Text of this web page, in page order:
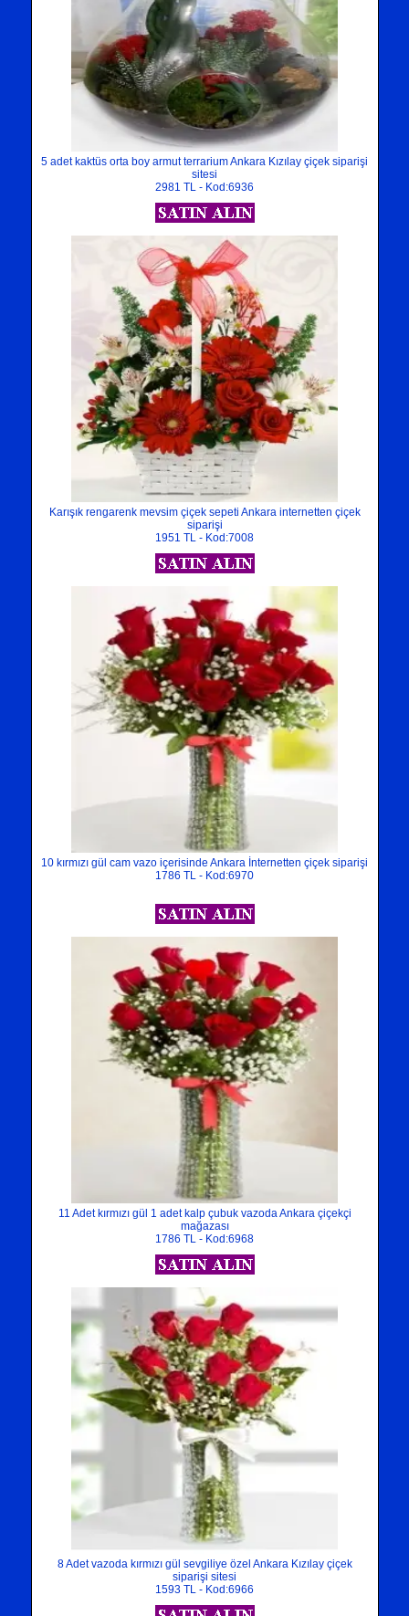
5 adet kaktüs orta boy armut terrarium Ankara Kızılay çiçek siparişi
sitesi
2981 TL - Kod:6936
Karışık rengarenk mevsim çiçek sepeti Ankara internetten çiçek
siparişi
1951 TL - Kod:7008
10 kırmızı gül cam vazo içerisinde Ankara İnternetten çiçek siparişi
1786 TL - Kod:6970
11 Adet kırmızı gül 1 adet kalp çubuk vazoda Ankara çiçekçi
mağazası
1786 TL - Kod:6968
8 Adet vazoda kırmızı gül sevgiliye özel Ankara Kızılay çiçek
siparişi sitesi
1593 TL - Kod:6966